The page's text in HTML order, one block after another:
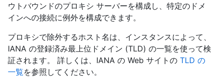
ウトバウンドのプロキシ サーバーを構成し、特定のドメ
インへの接続に例外を構成できます。
プロキシで除外するホスト名は、インスタンスによって、
IANA の登録済み最上位ドメイン (TLD) の一覧を使って検
証されます。 詳しくは、IANA の Web サイトの TLD の
一覧を参照してください。